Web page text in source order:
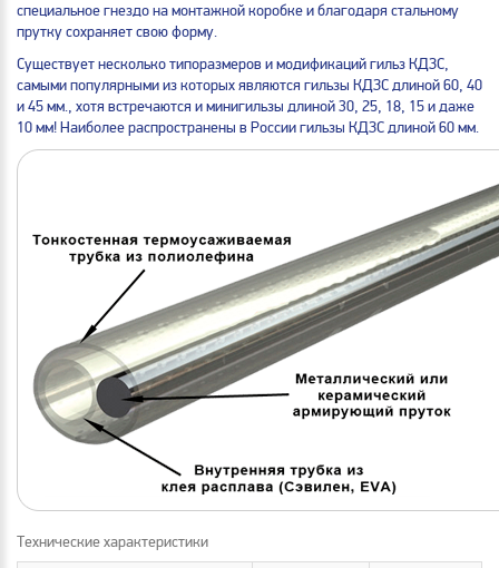
специальное гнездо на монтажной коробке и благодаря стальному
прутку сохраняет свою форму.
Существует несколько типоразмеров и модификаций гильз КДЗС,
самыми популярными из которых являются гильзы КДЗС длиной 60, 40
и 45 мм., хотя встречаются и минигильзы длиной 30, 25, 18, 15 и даже
10 мм! Наиболее распространены в России гильзы КДЗС длиной 60 мм.
Технические характеристики